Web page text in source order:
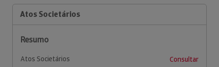
Atos Societários
Resumo
Atos Societários
Consultar